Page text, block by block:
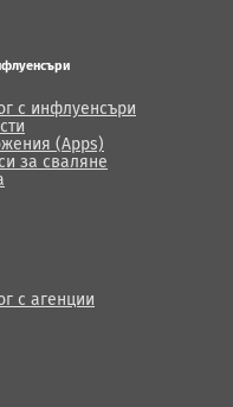
с инфлуенсъри
(Apps)
за сваляне
с агенции